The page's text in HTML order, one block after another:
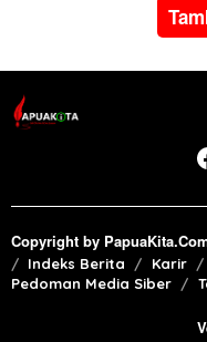
Copyright by
Indeks Berita Karir
Pedoman Media Siber